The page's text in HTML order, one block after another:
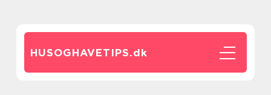
HUSOGHAVETIPS.dk